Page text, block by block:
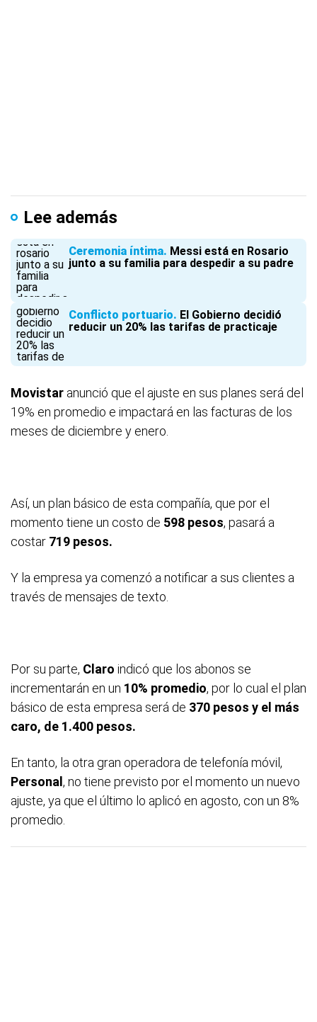
Lee además
Ceremonia íntima Messi está en Rosario
junto a su familia para despedir a su padre
Conflicto portuario El Gobierno decidió
reducir un 20% las tarifas de practicaje
Movistar anunció que el ajuste en sus planes será del
19% en promedio e impactará en las facturas de los
meses de diciembre y enero.
Así, un plan básico de esta compañía, que por el
momento tiene un costo de 598 pesos, pasará a
costar 719 pesos.
Y la empresa ya comenzó a notificar a sus clientes a
través de mensajes de texto.
Por su parte, Claro indicó que los abonos se
incrementarán en un 10% promedio, por lo cual el plan
básico de esta empresa será de 370 pesos y el más
caro, de 1.400 pesos.
En tanto, la otra gran operadora de telefonía móvil,
Personal , no tiene previsto por el momento un nuevo
ajuste, ya que el último lo aplicó en agosto, con un 8%
promedio.